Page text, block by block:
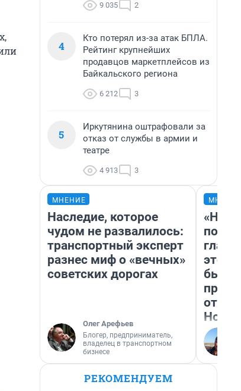
9 035 2
4
Кто потерял из-за атак БПЛА.
Рейтинг крупнейших
продавцов маркетплейсов из
Байкальского региона
6 212 3
5
Иркутянина оштрафовали за
отказ от службы в армии и
театре
4 913 3
МНЕНИЕ
Наследие, которое
чудом не развалилось:
транспортный эксперт
разнес миф о «вечных»
советских дорогах
Олег Арефьев
Блогер, предприниматель,
владелец в транспортном
бизнесе
этого
бьет
РЕКОМЕНДУЕМ